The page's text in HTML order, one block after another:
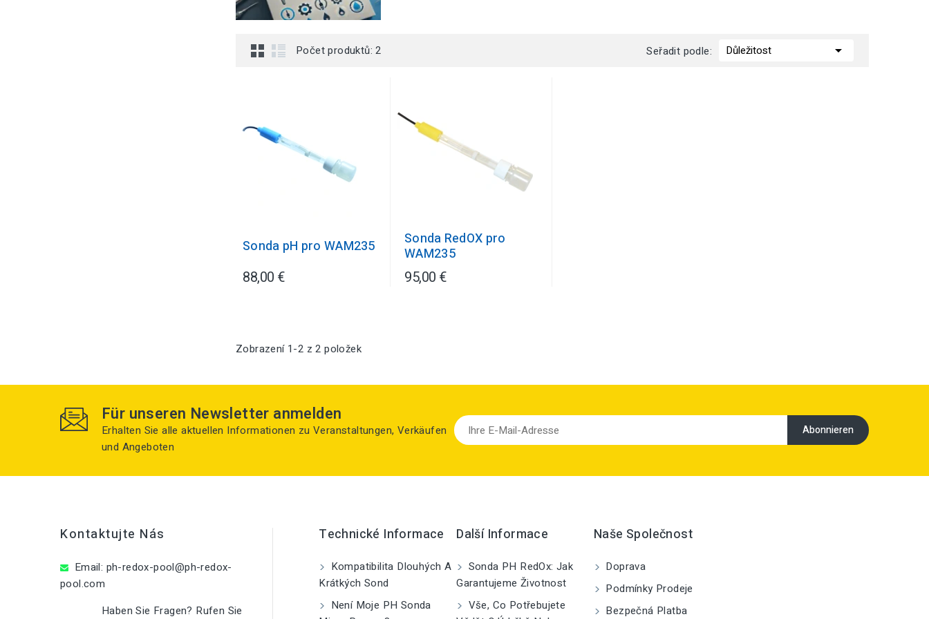
Počet produktů: 2 Seřadit podle: Důležitost 
Sonda pH pro WAM235
88,00 €
Sonda RedOX pro
WAM235
95,00 €
Zobrazení 1-2 z 2 položek
Für unseren Newsletter anmelden
Erhalten Sie alle aktuellen Informationen zu Veranstaltungen, Verkäufen
und Angeboten
Kontaktujte Nás
Email: ph-redox-pool@ph-redox-
pool.com
Haben Sie Fragen? Rufen Sie
Technické Informace
Kompatibilita Dlouhých A
Krátkých Sond
Není Moje PH Sonda
Další Informace
Sonda PH RedOx: Jak
Garantujeme Životnost
Vše, Co Potřebujete
Naše Společnost
Doprava
Podmínky Prodeje
Bezpečná Platba